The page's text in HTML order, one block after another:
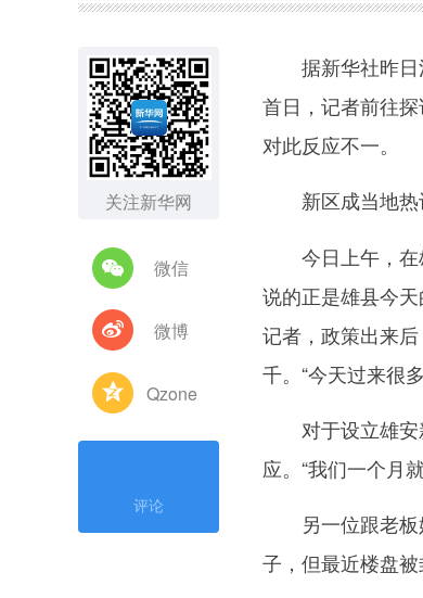
关注新华网
微信
微博
Qzone
评论
据新华社昨日
首日，记者前往
对此反应不一。
新区成当地
今日上午，在
说的正是雄县今
记者，政策出来
千。“今天过来很
对于设立雄安
应。“我们一个月
另一位跟老板
子，但最近楼盘